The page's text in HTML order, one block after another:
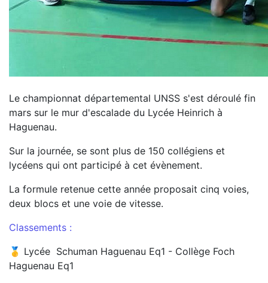
Le championnat départemental UNSS s'est déroulé fin
mars sur le mur d'escalade du Lycée Heinrich à
Haguenau.
Sur la journée, se sont plus de 150 collégiens et
lycéens qui ont participé à cet évènement.
La formule retenue cette année proposait cinq voies,
deux blocs et une voie de vitesse.
Classements :
🥇 Lycée Schuman Haguenau Eq1 - Collège Foch
Haguenau Eq1